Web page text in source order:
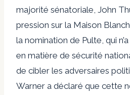
majorité sénatoriale, John
pression sur la Maison
la nomination de Pulte, qui
en matière de sécurité
de cibler les adversaires
Warner a déclaré que cette